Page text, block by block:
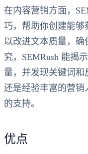
在内容营销方面，
巧，帮助你创建能
以改进文本质量，
究，SEMRush 能揭
量，并发现关键词
还是经验丰富的营销
的支持。
优点